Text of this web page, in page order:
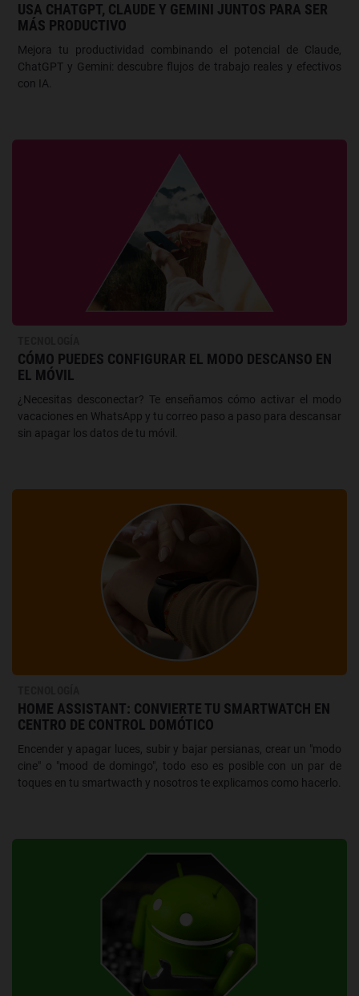
USA CHATGPT, CLAUDE Y GEMINI JUNTOS PARA SER
MÁS PRODUCTIVO
Mejora tu productividad combinando el potencial de Claude,
ChatGPT y Gemini: descubre flujos de trabajo reales y efectivos
con IA.
CÓMO PUEDES CONFIGURAR EL MODO DESCANSO EN
EL MÓVIL
¿Necesitas desconectar? Te enseñamos cómo activar el modo
vacaciones en WhatsApp y tu correo paso a paso para descansar
sin apagar los datos de tu móvil.
HOME ASSISTANT: CONVIERTE TU SMARTWATCH EN
CENTRO DE CONTROL DOMÓTICO
Encender y apagar luces, subir y bajar persianas, crear un "modo
cine" o "mood de domingo", todo eso es posible con un par de
toques en tu smartwacth y nosotros te explicamos como hacerlo.